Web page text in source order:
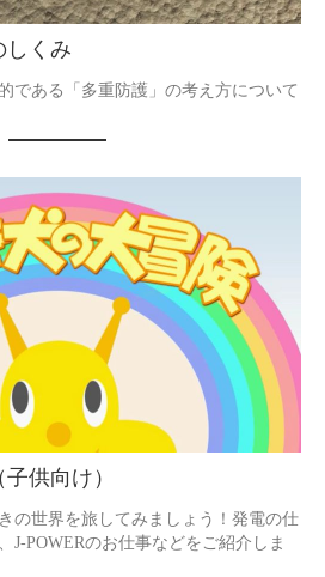
しくみ
である「多重防護」の考え方について
供向け）
の世界を旅してみましょう！発電の仕
J-POWERのお仕事などをご紹介しま